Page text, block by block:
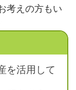
考えの方もい
を活用して